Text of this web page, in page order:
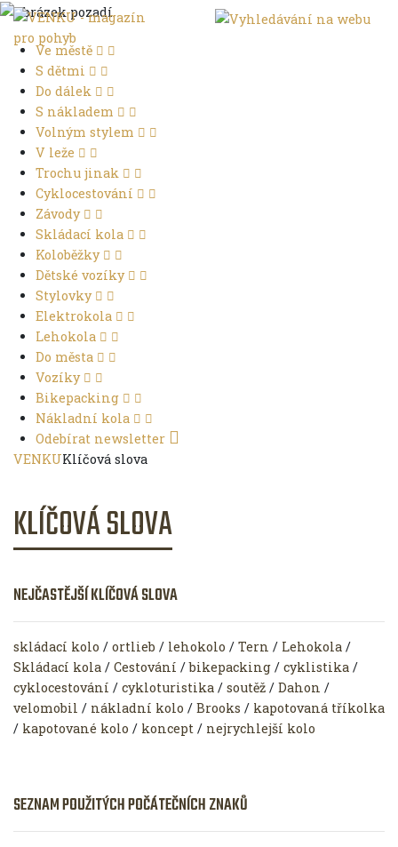
Ve městě
S dětmi
Do dálek
S nákladem
Volným stylem
V leže
Trochu jinak
Cyklocestování
Závody
Skládací kola
Koloběžky
Dětské vozíky
Stylovky
Elektrokola
Lehokola
Do města
Vozíky
Bikepacking
Nákladní kola
Odebírat newsletter
VENKUKlíčová slova
KLÍČOVÁ SLOVA
NEJČASTĚJŠÍ KLÍČOVÁ SLOVA
skládací kolo / ortlieb / lehokolo / Tern / Lehokola /
Skládací kola / Cestování /bikepacking / cyklistika /
cyklocestování / cykloturistika / soutěž / Dahon /
velomobil / nákladní kolo / Brooks / kapotovaná tříkolka
/ kapotované kolo / koncept / nejrychlejší kolo
SEZNAM POUŽITÝCH POČÁTEČNÍCH ZNAKŮ